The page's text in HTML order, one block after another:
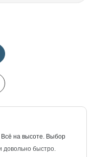
Всё на высоте. Выбор
довольно быстро.